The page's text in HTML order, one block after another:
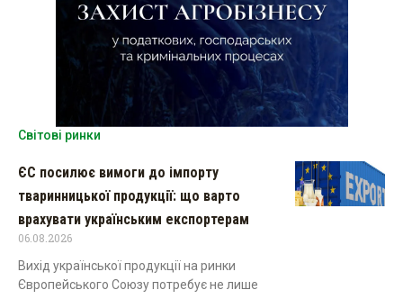
Світові ринки
ЄС посилює вимоги до імпорту
тваринницької продукції: що варто
врахувати українським експортерам
06.08.2026
Вихід української продукції на ринки
Європейського Союзу потребує не лише